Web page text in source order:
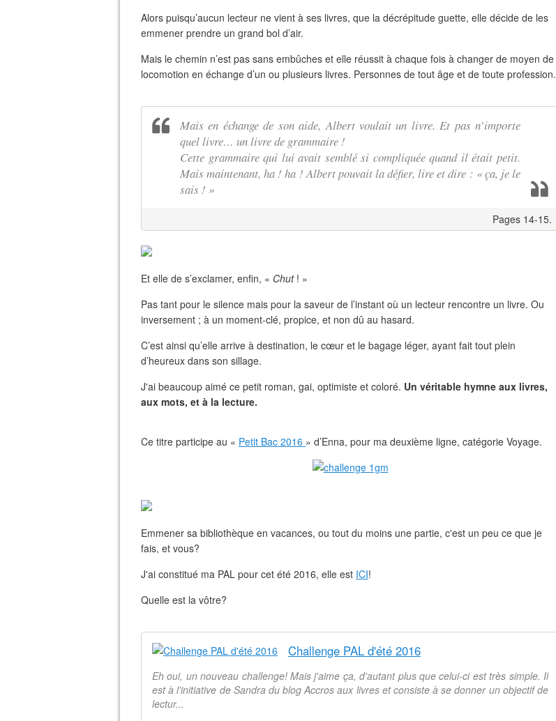
Alors puisqu’aucun lecteur ne vient à ses livres, que la décrépitude guette, elle décide de les
emmener prendre un grand bol d’air.
Mais le chemin n’est pas sans embûches et elle réussit à chaque fois à changer de moyen de
locomotion en échange d’un ou plusieurs livres. Personnes de tout âge et de toute profession.
Mais en échange de son aide, Albert voulait un livre. Et pas n’importe
quel livre… un livre de grammaire !
Cette grammaire qui lui avait semblé si compliquée quand il était petit.
Mais maintenant, ha ! ha ! Albert pouvait la défier, lire et dire : « ça, je le
sais ! »
Pages 14-15.
Et elle de s’exclamer, enfin, « Chut ! »
Pas tant pour le silence mais pour la saveur de l’instant où un lecteur rencontre un livre. Ou
inversement ; à un moment-clé, propice, et non dû au hasard.
C’est ainsi qu’elle arrive à destination, le cœur et le bagage léger, ayant fait tout plein
d’heureux dans son sillage.
J'ai beaucoup aimé ce petit roman, gai, optimiste et coloré. Un véritable hymne aux livres,
aux mots, et à la lecture.
Ce titre participe au « Petit Bac 2016 » d’Enna, pour ma deuxième ligne, catégorie Voyage.
Emmener sa bibliothèque en vacances, ou tout du moins une partie, c'est un peu ce que je
fais, et vous?
J'ai constitué ma PAL pour cet été 2016, elle est ICI!
Quelle est la vôtre?
Challenge PAL d'été 2016
Eh oui, un nouveau challenge! Mais j'aime ça, d'autant plus que celui-ci est très simple. Il
est à l'initiative de Sandra du blog Accros aux livres et consiste à se donner un objectif de
lectur...